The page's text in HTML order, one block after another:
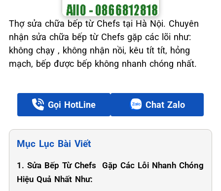
Thợ sửa chữa bếp từ Chefs tại Hà Nội. Chuyên
nhận sửa chữa bếp từ Chefs gặp các lõi như:
không chạy , không nhận nồi, kêu tít tít, hỏng
mạch, bếp được bếp không nhanh chóng nhất.
Gọi HotLine Chat Zalo
Mục Lục Bài Viết
1. Sửa Bếp Từ Chefs Gặp Các Lỗi Nhanh Chóng
Hiệu Quả Nhất Như: